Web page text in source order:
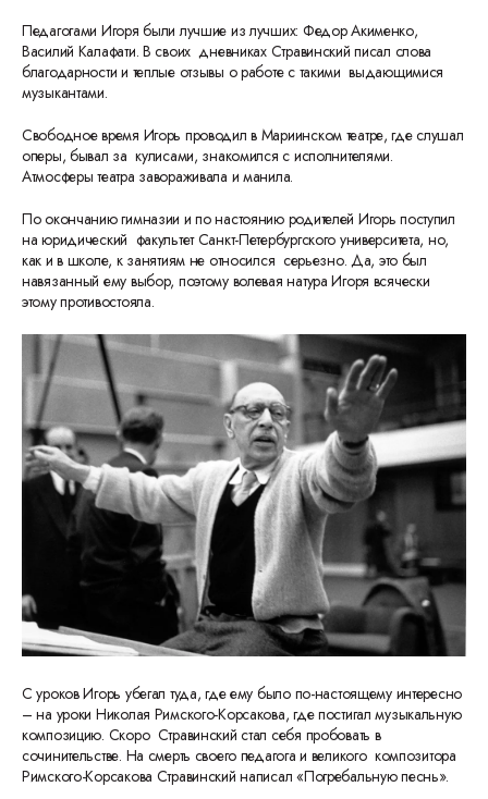
Педагогами Игоря были лучшие из лучших: Федор Акименко,
Василий Калафати. В своих дневниках Стравинский писал слова
благодарности и теплые отзывы о работе с такими выдающимися
музыкантами.
Свободное время Игорь проводил в Мариинском театре, где слушал
оперы, бывал за кулисами, знакомился с исполнителями.
Атмосферы театра завораживала и манила.
По окончанию гимназии и по настоянию родителей Игорь поступил
на юридический факультет Санкт-Петербургского университета, но,
как и в школе, к занятиям не относился серьезно. Да, это был
навязанный ему выбор, поэтому волевая натура Игоря всячески
этому противостояла.
С уроков Игорь убегал туда, где ему было по-настоящему интересно
– на уроки Николая Римского-Корсакова, где постигал музыкальную
композицию. Скоро Стравинский стал себя пробовать в
сочинительстве. На смерть своего педагога и великого композитора
Римского-Корсакова Стравинский написал «Погребальную песнь».